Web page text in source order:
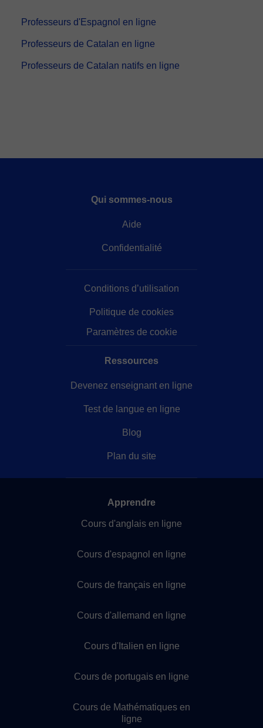
Professeurs d'Espagnol en ligne
Professeurs de Catalan en ligne
Professeurs de Catalan natifs en ligne
Qui sommes-nous
Aide
Confidentialité
Conditions d’utilisation
Politique de cookies
Paramètres de cookie
Ressources
Devenez enseignant en ligne
Test de langue en ligne
Blog
Plan du site
Apprendre
Cours d'anglais en ligne
Cours d'espagnol en ligne
Cours de français en ligne
Cours d'allemand en ligne
Cours d'Italien en ligne
Cours de portugais en ligne
Cours de Mathématiques en
ligne